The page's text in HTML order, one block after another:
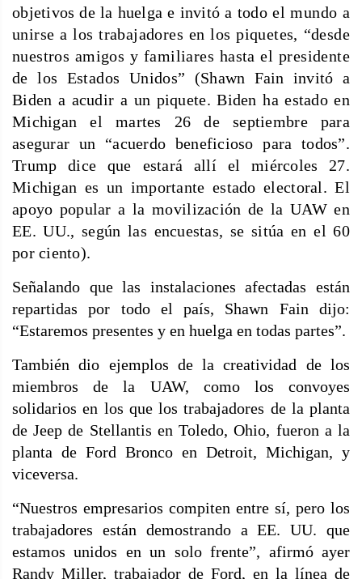
objetivos de la huelga e invitó a todo el mundo a
unirse a los trabajadores en los piquetes, “desde
nuestros amigos y familiares hasta el presidente
de los Estados Unidos” (Shawn Fain invitó a
Biden a acudir a un piquete. Biden ha estado en
Michigan el martes 26 de septiembre para
asegurar un “acuerdo beneficioso para todos”.
Trump dice que estará allí el miércoles 27.
Michigan es un importante estado electoral. El
apoyo popular a la movilización de la UAW en
EE. UU., según las encuestas, se sitúa en el 60
por ciento).
Señalando que las instalaciones afectadas están
repartidas por todo el país, Shawn Fain dijo:
“Estaremos presentes y en huelga en todas partes”.
También dio ejemplos de la creatividad de los
miembros de la UAW, como los convoyes
solidarios en los que los trabajadores de la planta
de Jeep de Stellantis en Toledo, Ohio, fueron a la
planta de Ford Bronco en Detroit, Michigan, y
viceversa.
“Nuestros empresarios compiten entre sí, pero los
trabajadores están demostrando a EE. UU. que
estamos unidos en un solo frente”, afirmó ayer
Randy Miller, trabajador de Ford, en la línea de